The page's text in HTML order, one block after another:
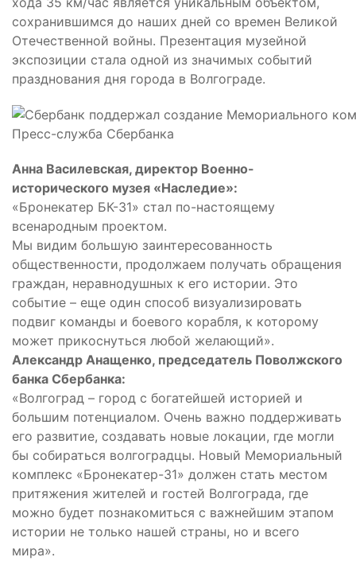
сохранившимся до наших дней со времен Великой
Отечественной войны. Презентация музейной
экспозиции стала одной из значимых событий
празднования дня города в Волгограде.
Пресс-служба Сбербанка
Анна Василевская, директор Военно-
исторического музея «Наследие»:
«Бронекатер БК-31» стал по-настоящему
всенародным проектом.
Мы видим большую заинтересованность
общественности, продолжаем получать обращения
граждан, неравнодушных к его истории. Это
событие – еще один способ визуализировать
подвиг команды и боевого корабля, к которому
может прикоснуться любой желающий».
Александр Анащенко, председатель Поволжского
банка Сбербанка:
«Волгоград – город с богатейшей историей и
большим потенциалом. Очень важно поддерживать
его развитие, создавать новые локации, где могли
бы собираться волгоградцы. Новый Мемориальный
комплекс «Бронекатер-31» должен стать местом
притяжения жителей и гостей Волгограда, где
можно будет познакомиться с важнейшим этапом
истории не только нашей страны, но и всего
мира».